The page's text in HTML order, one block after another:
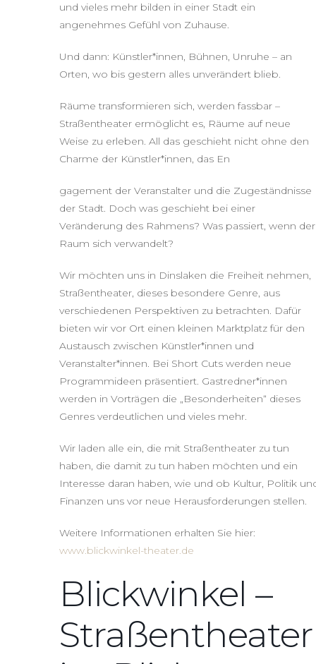
und vieles mehr bilden in einer Stadt ein
angenehmes Gefühl von Zuhause.
Und dann: Künstler*innen, Bühnen, Unruhe – an
Orten, wo bis gestern alles unverändert blieb.
Räume transformieren sich, werden fassbar –
Straßentheater ermöglicht es, Räume auf neue
Weise zu erleben. All das geschieht nicht ohne den
Charme der Künstler*innen, das En
gagement der Veranstalter und die Zugeständnisse
der Stadt. Doch was geschieht bei einer
Veränderung des Rahmens? Was passiert, wenn der
Raum sich verwandelt?
Wir möchten uns in Dinslaken die Freiheit nehmen,
Straßentheater, dieses besondere Genre, aus
verschiedenen Perspektiven zu betrachten. Dafür
bieten wir vor Ort einen kleinen Marktplatz für den
Austausch zwischen Künstler*innen und
Veranstalter*innen. Bei Short Cuts werden neue
Programmideen präsentiert. Gastredner*innen
werden in Vorträgen die „Besonderheiten“ dieses
Genres verdeutlichen und vieles mehr.
Wir laden alle ein, die mit Straßentheater zu tun
haben, die damit zu tun haben möchten und ein
Interesse daran haben, wie und ob Kultur, Politik
Finanzen uns vor neue Herausforderungen stellen.
Weitere Informationen erhalten Sie hier:
www.blickwinkel-theater.de
Blickwinkel –
Straßentheater